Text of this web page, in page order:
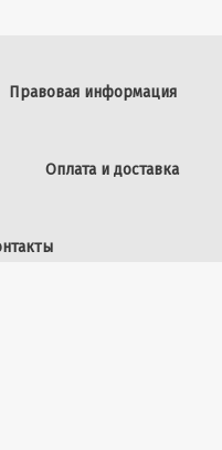
Правовая информация
Оплата и доставка